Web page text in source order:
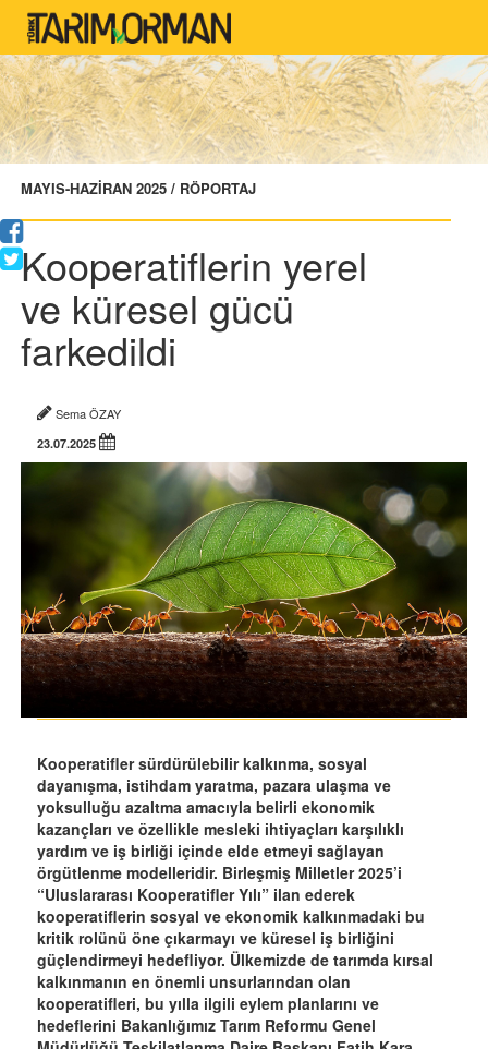
MAYIS-HAZİRAN 2025 / RÖPORTAJ
Kooperatiflerin yerel
ve küresel gücü
farkedildi
Sema ÖZAY
23.07.2025
Kooperatifler sürdürülebilir kalkınma, sosyal
dayanışma, istihdam yaratma, pazara ulaşma ve
yoksulluğu azaltma amacıyla belirli ekonomik
kazançları ve özellikle mesleki ihtiyaçları karşılıklı
yardım ve iş birliği içinde elde etmeyi sağlayan
örgütlenme modelleridir. Birleşmiş Milletler 2025’i
“Uluslararası Kooperatifler Yılı” ilan ederek
kooperatiflerin sosyal ve ekonomik kalkınmadaki bu
kritik rolünü öne çıkarmayı ve küresel iş birliğini
güçlendirmeyi hedefliyor. Ülkemizde de tarımda kırsal
kalkınmanın en önemli unsurlarından olan
kooperatifleri, bu yılla ilgili eylem planlarını ve
hedeflerini Bakanlığımız Tarım Reformu Genel